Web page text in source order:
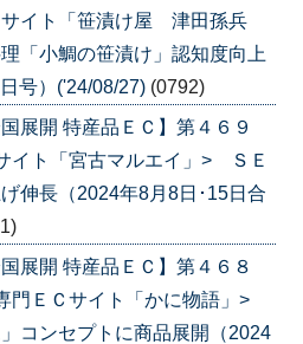
イト「笹漬け屋 津田孫兵
「小鯛の笹漬け」認知度向上
号）('24/08/27) (0792)
展開 特産品ＥＣ】第４６９
イト「宮古マルエイ」> ＳＥ
伸長（2024年8月8日･15日合
展開 特産品ＥＣ】第４６８
門ＥＣサイト「かに物語」>
コンセプトに商品展開（2024